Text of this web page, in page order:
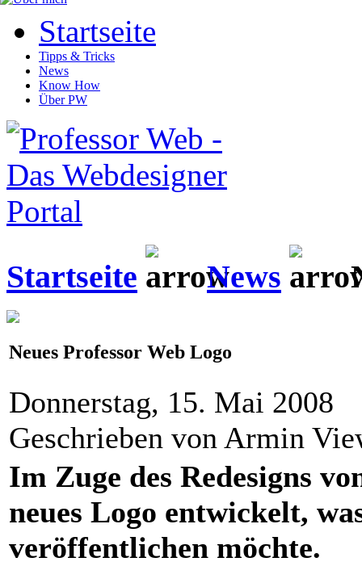
Startseite
Tipps & Tricks
News
Know How
Über PW
Startseite News
Neues Professor Web Logo
Donnerstag, 15. Mai 2008
Geschrieben von Armin
Im Zuge des Redesigns
neues Logo entwickelt,
veröffentlichen möchte.